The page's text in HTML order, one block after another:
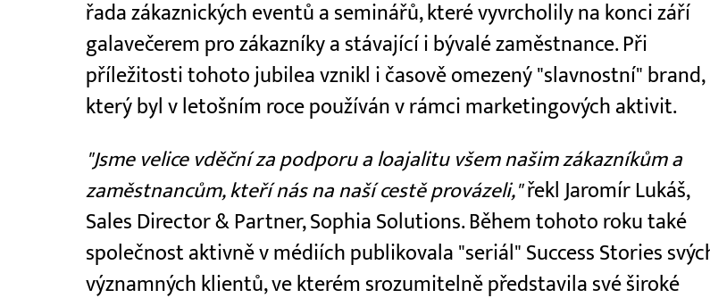
řada zákaznických eventů a seminářů, které vyvrcholily na konci září
galavečerem pro zákazníky a stávající i bývalé zaměstnance. Při
příležitosti tohoto jubilea vznikl i časově omezený "slavnostní" brand,
který byl v letošním roce používán v rámci marketingových aktivit.
"Jsme velice vděční za podporu a loajalitu všem našim zákazníkům a
zaměstnancům, kteří nás na naší cestě provázeli,"řekl Jaromír Lukáš,
Sales Director & Partner, Sophia Solutions. Během tohoto roku také
společnost aktivně v médiích publikovala "seriál" Success Stories
významných klientů, ve kterém srozumitelně představila své široké